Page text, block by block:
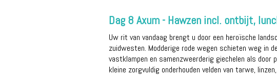
Dag 8 Axum - Hawzen incl. ontbijt,
Uw rit van vandaag brengt u door een heroïsche
zuidwesten. Modderige rode wegen schieten weg in
vastklampen en samenzweerderig giechelen als door
kleine zorgvuldig onderhouden velden van tarwe,